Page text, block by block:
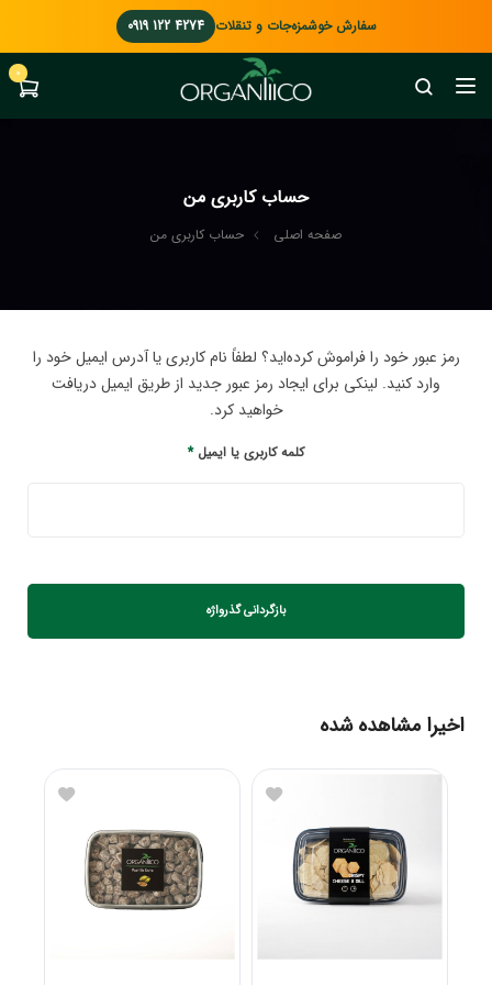
سفارش خوشمزه‌جات و تنقلات 0919 122 4274
0
حساب کاربری من
صفحه اصلی حساب کاربری من
رمز عبور خود را فراموش کرده‌اید؟ لطفاً نام کاربری یا آدرس ایمیل خود را
وارد کنید. لینکی برای ایجاد رمز عبور جدید از طریق ایمیل دریافت
خواهید کرد.
کلمه کاربری یا ایمیل*
بازگردانی گذرواژه
اخیرا مشاهده شده